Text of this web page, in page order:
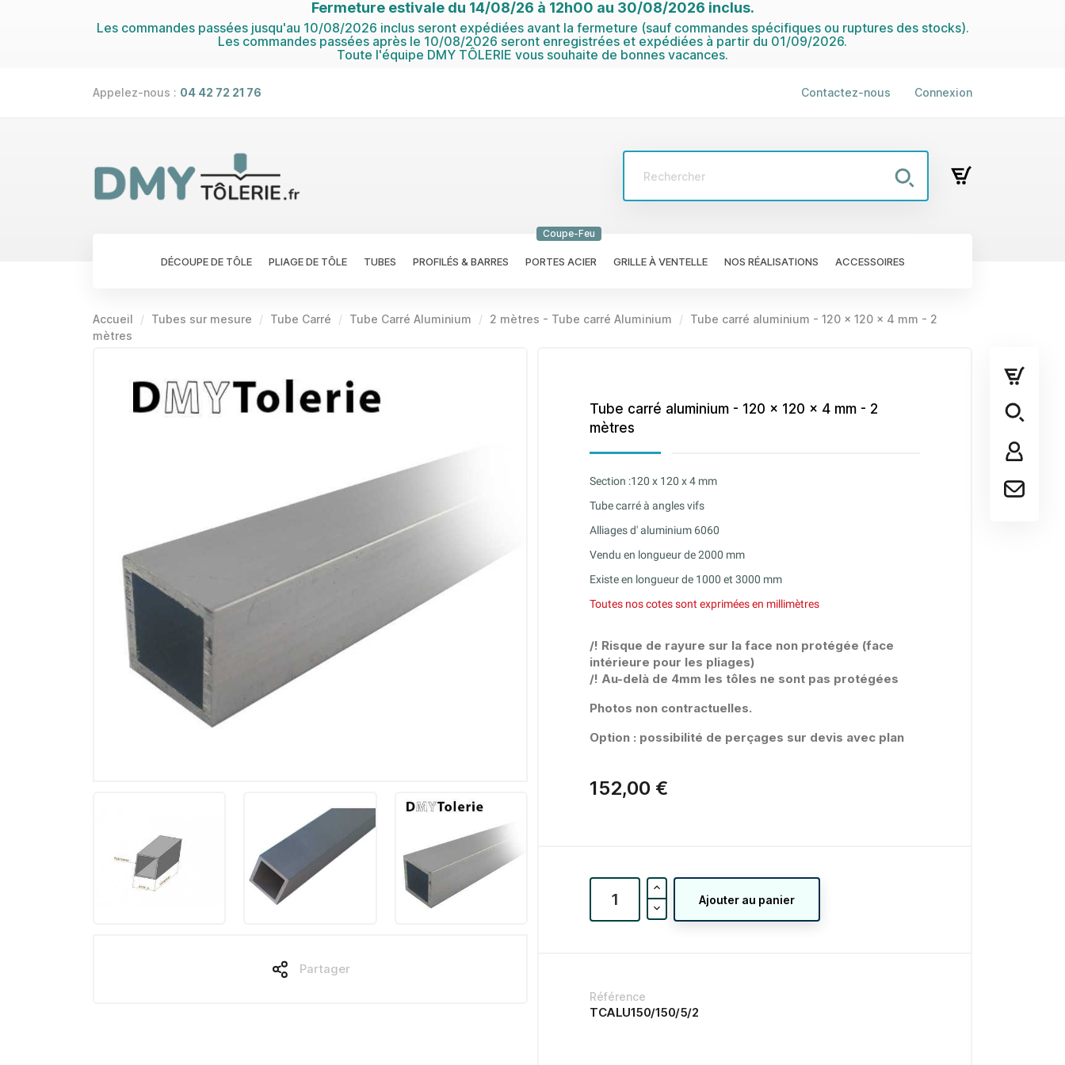
Fermeture estivale du 14/08/26 à 12h00 au 30/08/2026 inclus.
Les commandes passées jusqu'au 10/08/2026 inclus seront expédiées avant la fermeture (sauf commandes spécifiques ou ruptures des stocks).
Les commandes passées après le 10/08/2026 seront enregistrées et expédiées à partir du 01/09/2026.
Toute l'équipe DMY TÔLERIE vous souhaite de bonnes vacances.
Appelez-nous : 04 42 72 21 76 Contactez-nous Connexion
DÉCOUPE DE TÔLE PLIAGE DE TÔLE TUBES PROFILÉS & BARRES PORTES ACIER
Coupe-Feu
GRILLE À VENTELLE NOS RÉALISATIONS ACCESSOIRES
Accueil Tubes sur mesure Tube Carré Tube Carré Aluminium 2 mètres - Tube carré Aluminium
Tube carré aluminium - 120 x 120 x 4 mm - 2
mètres
Partager
Tube carré aluminium - 120 x 120 x 4 mm - 2
mètres
Section :120 x 120 x 4 mm
Tube carré à angles vifs
Alliages d' aluminium 6060
Vendu en longueur de 2000 mm
Existe en longueur de 1000 et 3000 mm
Toutes nos cotes sont exprimées en millimètres
/! Risque de rayure sur la face non protégée (face
intérieure pour les pliages)
/! Au-delà de 4mm les tôles ne sont pas protégées
Photos non contractuelles.
Option : possibilité de perçages sur devis avec plan
152,00 €
Ajouter au panier
Référence
TCALU150/150/5/2